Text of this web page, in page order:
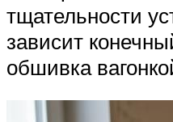
тщательности
зависит
обшивка